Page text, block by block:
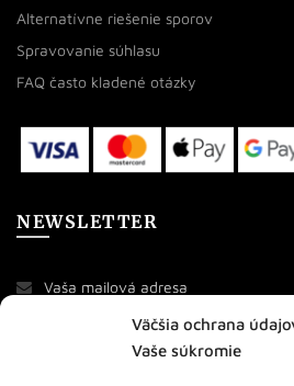
Väčšia ochrana
Vaše súkromie
Alternatívne riešenie sporov
Spravovanie súhlasu
FAQ často kladené otázky
NEWSLETTER